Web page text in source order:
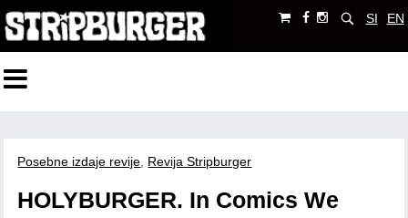
SI EN
Posebne izdaje revije, Revija Stripburger
HOLYBURGER. In Comics We